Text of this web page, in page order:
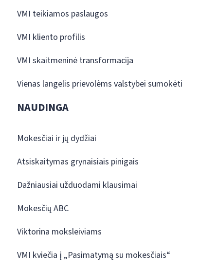
VMI teikiamos paslaugos
VMI kliento profilis
VMI skaitmeninė transformacija
Vienas langelis prievolėms valstybei sumokėti
NAUDINGA
Mokesčiai ir jų dydžiai
Atsiskaitymas grynaisiais pinigais
Dažniausiai užduodami klausimai
Mokesčių ABC
Viktorina moksleiviams
VMI kviečia į „Pasimatymą su mokesčiais“